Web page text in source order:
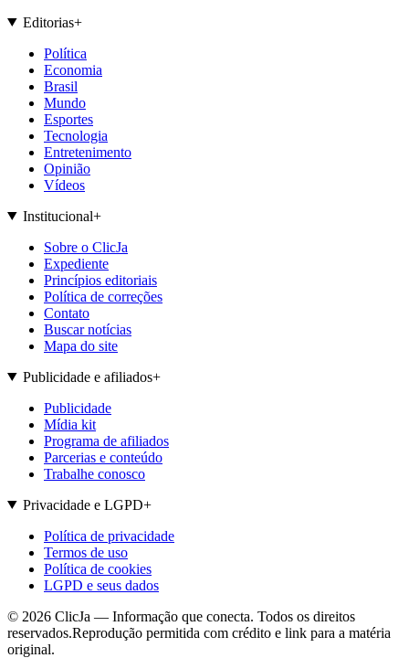
Editorias+
Política
Economia
Brasil
Mundo
Esportes
Tecnologia
Entretenimento
Opinião
Vídeos
Institucional+
Sobre o ClicJa
Expediente
Princípios editoriais
Política de correções
Contato
Buscar notícias
Mapa do site
Publicidade e afiliados+
Publicidade
Mídia kit
Programa de afiliados
Parcerias e conteúdo
Trabalhe conosco
Privacidade e LGPD+
Política de privacidade
Termos de uso
Política de cookies
LGPD e seus dados
© 2026 ClicJa — Informação que conecta. Todos os direitos
reservados.Reprodução permitida com crédito e link para a matéria
original.